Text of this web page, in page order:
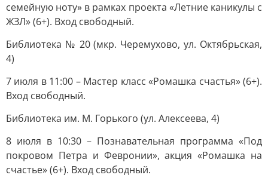
семейную ноту» в рамках проекта «Летние каникулы с
ЖЗЛ» (6+). Вход свободный.
Библиотека № 20 (мкр. Черемухово, ул. Октябрьская,
4)
7 июля в 11:00 – Мастер класс «Ромашка счастья» (6+).
Вход свободный.
Библиотека им. М. Горького (ул. Алексеева, 4)
8 июля в 10:30 – Познавательная программа «Под
покровом Петра и Февронии», акция «Ромашка на
счастье» (6+). Вход свободный.